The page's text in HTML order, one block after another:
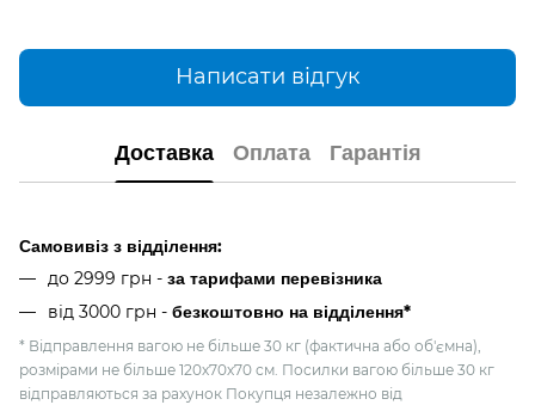
Написати відгук
Доставка Оплата Гарантія
Самовивіз з відділення:
до 2999 грн - за тарифами перевізника
від 3000 грн - безкоштовно на відділення*
* Відправлення вагою не більше 30 кг (фактична або об'ємна),
розмірами не більше 120х70х70 см. Посилки вагою більше 30 кг
відправляються за рахунок Покупця незалежно від